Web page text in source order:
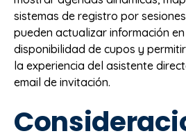
sistemas de registro por
pueden actualizar información
disponibilidad de cupos y
la experiencia del asistente
email de invitación.